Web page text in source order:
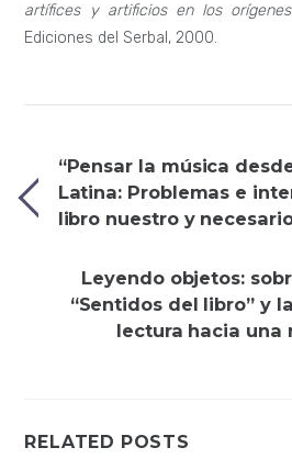
artífices y artificios en los
Ediciones del Serbal, 2000.
“Pensar la música
Latina: Problemas e
libro nuestro y
Leyendo objetos:
“Sentidos del libro” y
lectura hacia una
RELATED POSTS